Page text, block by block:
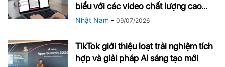
biểu với các video chất lượng cao...
Nhật Nam - 09/07/2026
TikTok giới thiệu loạt trải nghiệm tích
hợp và giải pháp AI sáng tạo mới